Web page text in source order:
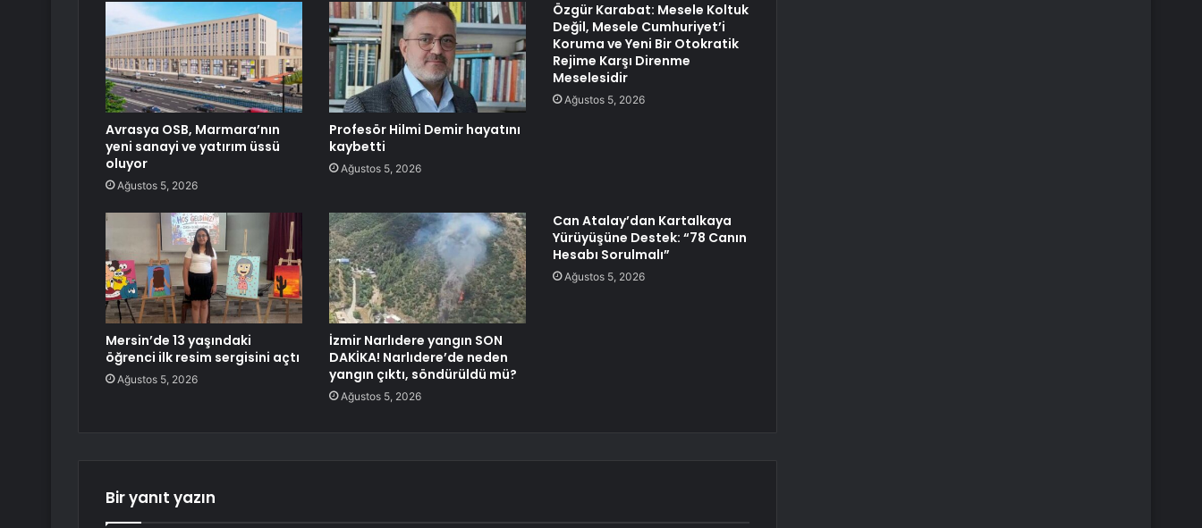
Avrasya OSB, Marmara’nın
yeni sanayi ve yatırım üssü
oluyor
Ağustos 5, 2026
Profesör Hilmi Demir hayatını
kaybetti
Ağustos 5, 2026
Özgür Karabat: Mesele Koltuk
Değil, Mesele Cumhuriyet’i
Koruma ve Yeni Bir Otokratik
Rejime Karşı Direnme
Meselesidir
Ağustos 5, 2026
Mersin’de 13 yaşındaki
öğrenci ilk resim sergisini açtı
Ağustos 5, 2026
İzmir Narlıdere yangın SON
DAKİKA! Narlıdere’de neden
yangın çıktı, söndürüldü mü?
Ağustos 5, 2026
Can Atalay’dan Kartalkaya
Yürüyüşüne Destek: “78 Canın
Hesabı Sorulmalı”
Ağustos 5, 2026
Bir yanıt yazın